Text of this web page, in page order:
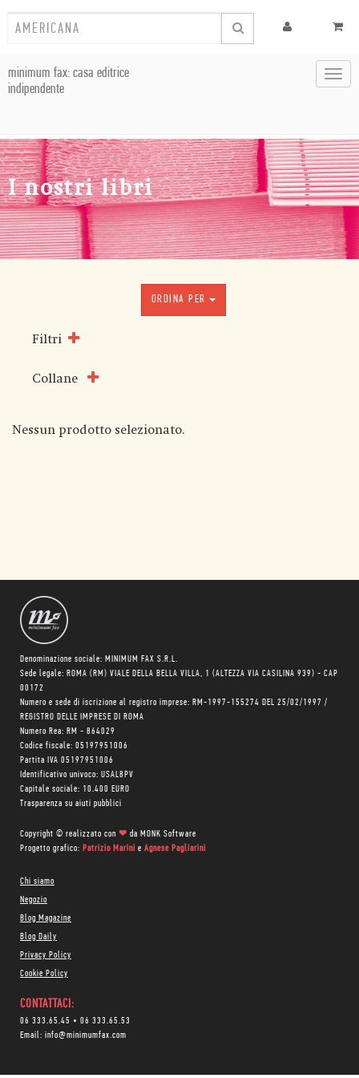
minimum fax: casa editrice
indipendente
I nostri libri
ORDINA PER
Filtri
Collane
Nessun prodotto selezionato.
Denominazione sociale: MINIMUM FAX S.R.L.
Sede legale: ROMA (RM) VIALE DELLA BELLA VILLA, 1 (ALTEZZA VIA CASILINA 939) - CAP
00172
Numero e sede di iscrizione al registro imprese: RM-1997-155274 DEL 25/02/1997 /
REGISTRO DELLE IMPRESE DI ROMA
Numero Rea: RM - 864029
Codice fiscale: 05197951006
Partita IVA 05197951006
Identificativo univoco: USAL8PV
Capitale sociale: 10.400 EURO
Trasparenza su aiuti pubblici
Copyright © realizzato con ❤ da MONK Software
Progetto grafico: Patrizio Marini e Agnese Pagliarini
Chi siamo
Negozio
Blog Magazine
Blog Daily
Privacy Policy
Cookie Policy
CONTATTACI:
06 333.65.45 • 06 333.65.53
Email: info@minimumfax.com